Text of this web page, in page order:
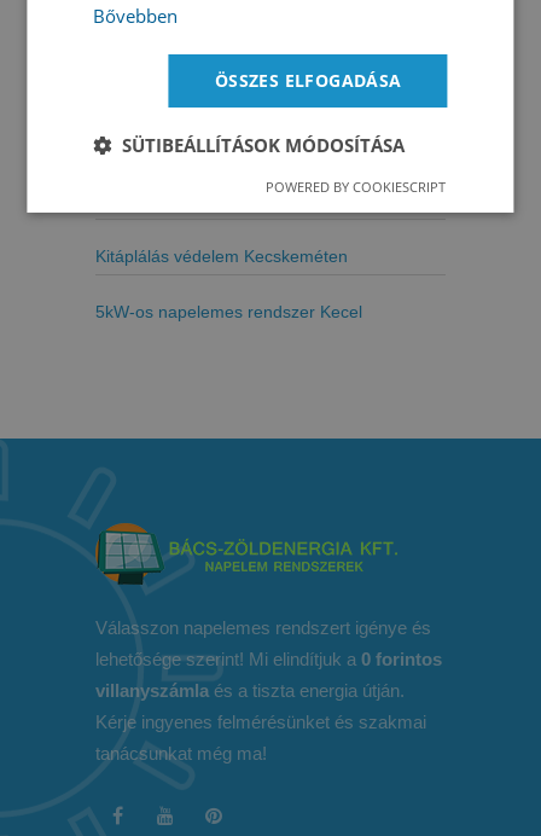
Nagykőrösön
Kitáplálás védelem Kecskeméten
5kW-os napelemes rendszer Kecel
Válasszon napelemes rendszert igénye és
lehetősége szerint! Mi elindítjuk a 0 forintos
villanyszámla és a tiszta energia útján.
Kérje ingyenes felmérésünket és szakmai
tanácsunkat még ma!
Bővebben
ÖSSZES ELFOGADÁSA
SÜTIBEÁLLÍTÁSOK MÓDOSÍTÁSA
POWERED BY COOKIESCRIPT